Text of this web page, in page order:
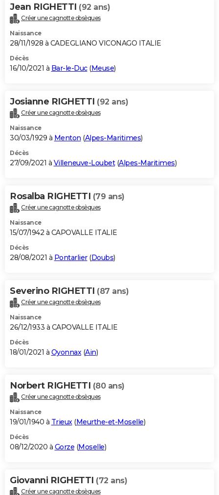
Jean RIGHETTI (92 ans)
Créer une cagnotte obsèques
Naissance
28/11/1928 à CADEGLIANO VICONAGO ITALIE
Décès
16/10/2021 à Bar-le-Duc(Meuse)
Josianne RIGHETTI (92 ans)
Créer une cagnotte obsèques
Naissance
30/03/1929 à Menton (Alpes-Maritimes)
Décès
27/09/2021 à Villeneuve-Loubet(Alpes-Maritimes)
Rosalba RIGHETTI (79 ans)
Créer une cagnotte obsèques
Naissance
15/07/1942 à CAPOVALLE ITALIE
Décès
28/08/2021 à Pontarlier(Doubs)
Severino RIGHETTI (87 ans)
Créer une cagnotte obsèques
Naissance
26/12/1933 à CAPOVALLE ITALIE
Décès
18/01/2021 à Oyonnax(Ain)
Norbert RIGHETTI (80 ans)
Créer une cagnotte obsèques
Naissance
19/01/1940 à Trieux(Meurthe-et-Moselle)
Décès
08/12/2020 à Gorze (Moselle)
Giovanni RIGHETTI (72 ans)
Créer une cagnotte obsèques